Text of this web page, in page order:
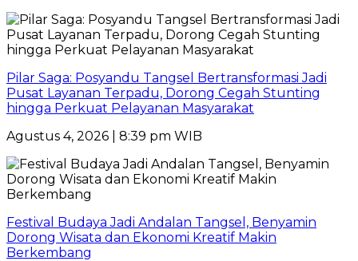
Pilar Saga: Posyandu Tangsel Bertransformasi Jadi
Pusat Layanan Terpadu, Dorong Cegah Stunting
hingga Perkuat Pelayanan Masyarakat
Agustus 4, 2026 | 8:39 pm WIB
Festival Budaya Jadi Andalan Tangsel, Benyamin
Dorong Wisata dan Ekonomi Kreatif Makin
Berkembang